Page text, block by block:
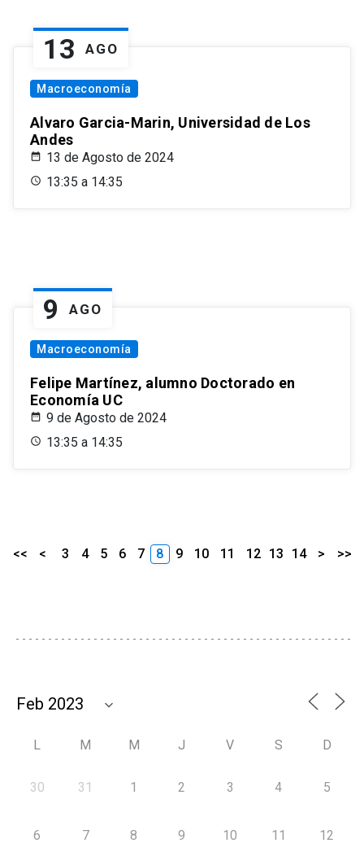
13 AGO
Macroeconomía
Alvaro Garcia-Marin, Universidad de Los
Andes
13 de Agosto de 2024
13:35 a 14:35
9 AGO
Macroeconomía
Felipe Martínez, alumno Doctorado en
Economía UC
9 de Agosto de 2024
13:35 a 14:35
<< < 3 4 5 6 7 8 9 10 11 12 13 14 > >>
L M M J V S D
30 31 1 2 3 4 5
6 7 8 9 10 11 12